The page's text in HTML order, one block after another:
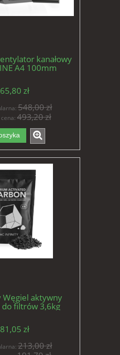
kanałowy
A4 100mm
zł
548,00 zł
493,20 zł
Węgiel aktywny
filtrów 3,6kg
zł
213,00 zł